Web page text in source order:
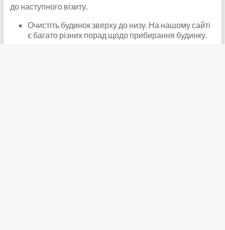
до наступного візиту.
Очистіть будинок зверху до низу. На нашому сайті
є багато різних порад щодо прибирання будинку.